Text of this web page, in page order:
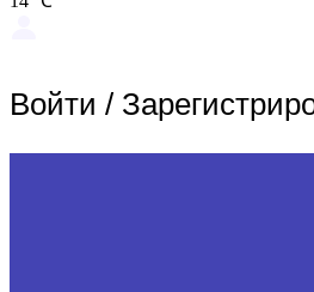
Войти /